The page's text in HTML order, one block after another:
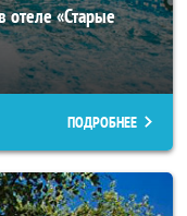
отеле «Старые
ПОДРОБНЕЕ